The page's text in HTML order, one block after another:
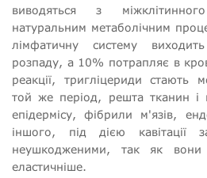
виводяться з
натуральним метаболічним
лімфатичну систему
розпаду, а 10% потрапляє в
реакції, тригліцериди стають
той же період, решта тканин і
епідермісу, фібрили м'язів,
іншого, під дією кавітації
неушкодженими, так як вони
еластичніше.